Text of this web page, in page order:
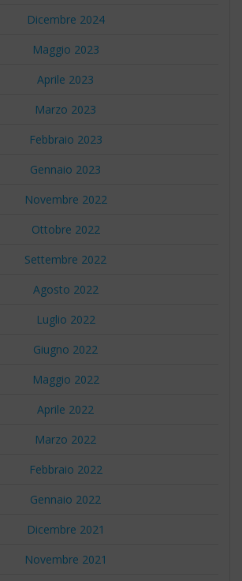
Dicembre 2024
Maggio 2023
Aprile 2023
Marzo 2023
Febbraio 2023
Gennaio 2023
Novembre 2022
Ottobre 2022
Settembre 2022
Agosto 2022
Luglio 2022
Giugno 2022
Maggio 2022
Aprile 2022
Marzo 2022
Febbraio 2022
Gennaio 2022
Dicembre 2021
Novembre 2021